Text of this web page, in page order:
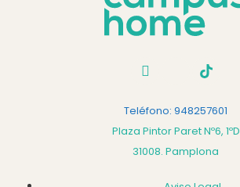
Teléfono: 948257601
Plaza Pintor Paret Nº6, 1ºD
31008. Pamplona